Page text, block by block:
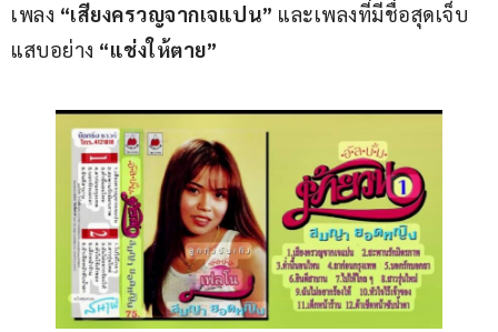
เพลง “เสียงครวญจากเจแปน” และเพลงที่มีชื่อสุดเจ็บ
แสบอย่าง “แช่งให้ตาย”